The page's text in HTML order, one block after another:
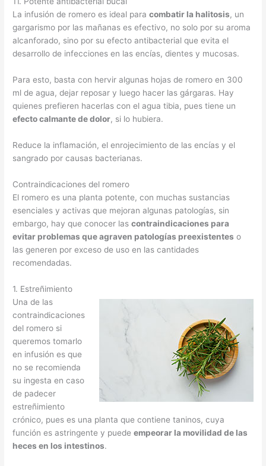
La infusión de romero es ideal paracombatir la halitosis, un
gargarismo por las mañanas es efectivo, no solo por su aroma
alcanforado, sino por su efecto antibacterial que evita el
desarrollo de infecciones en las encías, dientes y mucosas.
Para esto, basta con hervir algunas hojas de romero en 300
ml de agua, dejar reposar y luego hacer las gárgaras. Hay
quienes prefieren hacerlas con el agua tibia, pues tiene un
efecto calmante de dolor, si lo hubiera.
Reduce la inflamación, el enrojecimiento de las encías y el
sangrado por causas bacterianas.
Contraindicaciones del romero
El romero es una planta potente, con muchas sustancias
esenciales y activas que mejoran algunas patologías, sin
embargo, hay que conocer lascontraindicaciones para
evitar problemas que agraven patologías preexistentes o
las generen por exceso de uso en las cantidades
recomendadas.
1. Estreñimiento
Una de las
contraindicaciones
del romero si
queremos tomarlo
en infusión es que
no se recomienda
su ingesta en caso
de padecer
estreñimiento
crónico, pues es una planta que contiene taninos, cuya
función es astringente y puedeempeorar la movilidad de las
heces en los intestinos.